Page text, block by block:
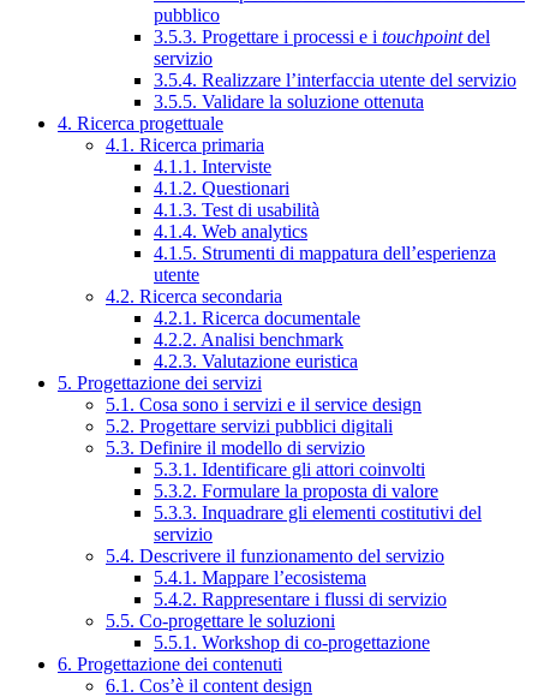
pubblico
3.5.3. Progettare i processi e i touchpointdel
servizio
3.5.4. Realizzare l’interfaccia utente del servizio
3.5.5. Validare la soluzione ottenuta
4. Ricerca progettuale
4.1. Ricerca primaria
4.1.1. Interviste
4.1.2. Questionari
4.1.3. Test di usabilità
4.1.4. Web analytics
4.1.5. Strumenti di mappatura dell’esperienza
utente
4.2. Ricerca secondaria
4.2.1. Ricerca documentale
4.2.2. Analisi benchmark
4.2.3. Valutazione euristica
5. Progettazione dei servizi
5.1. Cosa sono i servizi e il service design
5.2. Progettare servizi pubblici digitali
5.3. Definire il modello di servizio
5.3.1. Identificare gli attori coinvolti
5.3.2. Formulare la proposta di valore
5.3.3. Inquadrare gli elementi costitutivi del
servizio
5.4. Descrivere il funzionamento del servizio
5.4.1. Mappare l’ecosistema
5.4.2. Rappresentare i flussi di servizio
5.5. Co-progettare le soluzioni
5.5.1. Workshop di co-progettazione
6. Progettazione dei contenuti
6.1. Cos’è il content design